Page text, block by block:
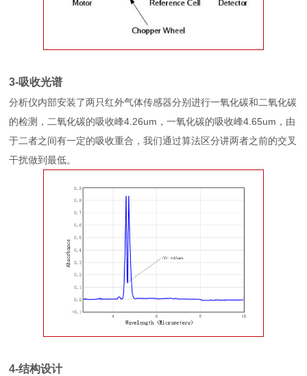
3-吸收光谱
分析仪内部安装了两只红外气体传感器分别进行一氧化碳和二氧化碳
的检测，二氧化碳的吸收峰4.26um，一氧化碳的吸收峰4.65um，由
于二者之间有一定的吸收重合，我们通过算法区分讲两者之前的交叉
干扰做到最低。
4-结构设计